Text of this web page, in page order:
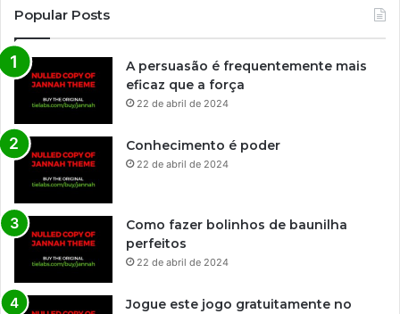
Popular Posts
A persuasão é frequentemente mais
eficaz que a força
22 de abril de 2024
Conhecimento é poder
22 de abril de 2024
Como fazer bolinhos de baunilha
perfeitos
22 de abril de 2024
Jogue este jogo gratuitamente no